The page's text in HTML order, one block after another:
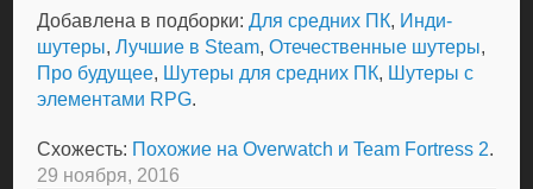
Добавлена в подборки:Для средних ПК, Инди-
шутеры,Лучшие в Steam,Отечественные шутеры,
Про будущее, Шутеры для средних ПК, Шутеры с
элементами RPG.
Схожесть: Похожие на Overwatch и Team Fortress 2.
29 ноября, 2016